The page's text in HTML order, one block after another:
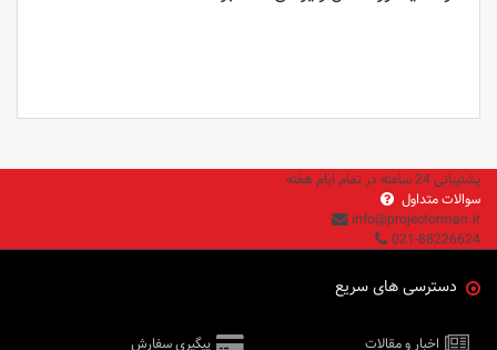
پشتیبانی 24 ساعته در تمام ایام هفته
سوالات متداول
info@projectorman.ir
021-88226624
دسترسی های سریع
اخبار و مقالات
پیگیری سفارش